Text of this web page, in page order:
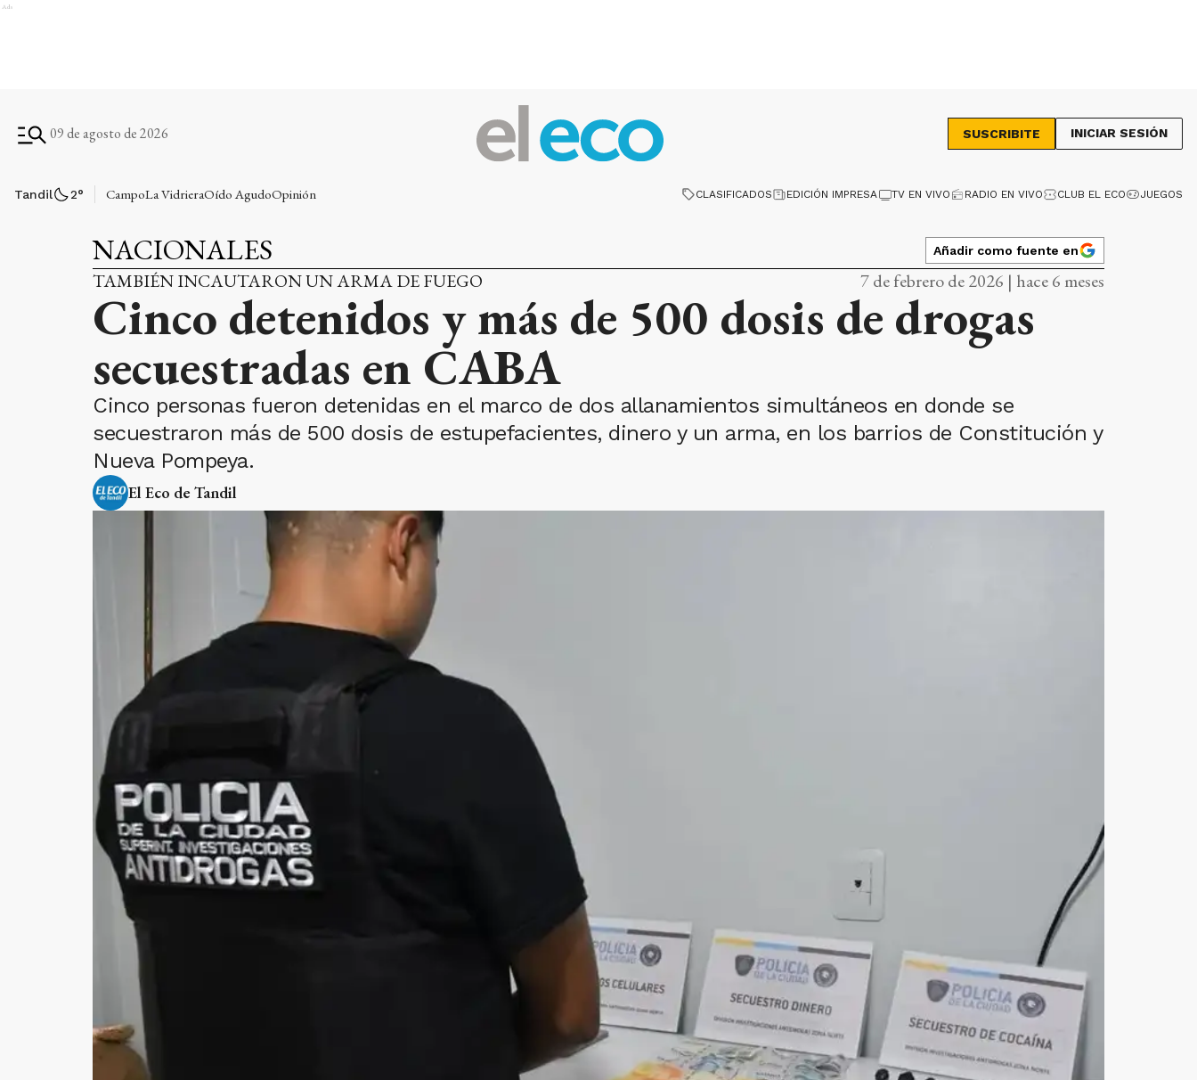
Ads
09 de agosto de 2026 SUSCRIBITE INICIAR SESIÓN
Tandil 2° CampoLa VidrieraOído AgudoOpinión CLASIFICADOS EDICIÓN IMPRESA TV EN VIVO RADIO EN VIVO CLUB EL ECO JUEGOS
NACIONALES Añadir como fuente en
TAMBIÉN INCAUTARON UN ARMA DE FUEGO 7 de febrero de 2026 | hace 6 meses
Cinco detenidos y más de 500 dosis de drogas
secuestradas en CABA
Cinco personas fueron detenidas en el marco de dos allanamientos simultáneos en donde se
secuestraron más de 500 dosis de estupefacientes, dinero y un arma, en los barrios de Constitución y
Nueva Pompeya.
El Eco de Tandil